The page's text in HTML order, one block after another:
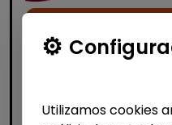
Atención al Cliente y
Consultoría y Asesoría
holandés o
Utilizamos cookies